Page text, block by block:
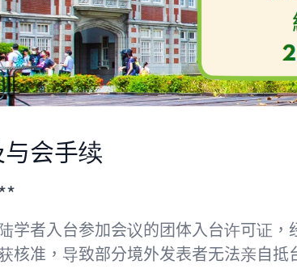
会手续
学者入台参加会议的团体入台许可证
核准，导致部分境外发表者无法亲自抵